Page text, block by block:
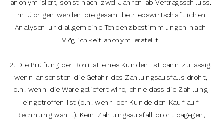
anonymisiert, sonst nach zwei Jahren ab Vertragsschluss.
Im Übrigen werden die gesamtbetriebswirtschaftlichen
Analysen und allgemeine Tendenzbestimmungen nach
Möglichkeit anonym erstellt.
2. Die Prüfung der Bonität eines Kunden ist dann zulässig,
wenn ansonsten die Gefahr des Zahlungsausfalls droht,
d.h. wenn die Ware geliefert wird, ohne dass die Zahlung
eingetroffen ist (d.h. wenn der Kunde den Kauf auf
Rechnung wählt). Kein Zahlungsausfall droht dagegen,